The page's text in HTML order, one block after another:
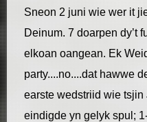
Sneon 2 juni wie wer it
Deinum. 7 doarpen dy’t
elkoan oangean. Ek
party....no....dat hawwe
earste wedstriid wie
eindigde yn gelyk spul;